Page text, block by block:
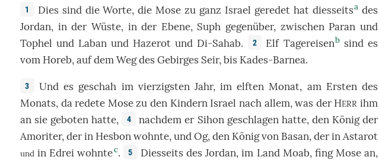
1 Diessind dieWorte,die Mose zu ganz Israel geredethat diesseitsa des
Jordan, in der Wüste, in der Ebene, Suph gegenüber, zwischen Paran und
Tophel und Laban und Hazerot und Di-Sahab. 2 Elf Tagereisenbsind es
vom Horeb, auf demWegdesGebirges Seir,bis Kades-Barnea.
3 Undes geschah im vierzigsten Jahr, imelften Monat, am Erstendes
Monats, daredete Mose zu den Kindern Israel nach allem,was der HERR ihm
an sie geboten hatte, 4 nachdem er Sihon geschlagenhatte, den Königder
Amoriter,derin Hesbonwohnte, undOg, den Königvon Basan,derinAstarot
und in Edrei wohntec. 5 DiesseitsdesJordan, im Land Moab, fing Mose an,